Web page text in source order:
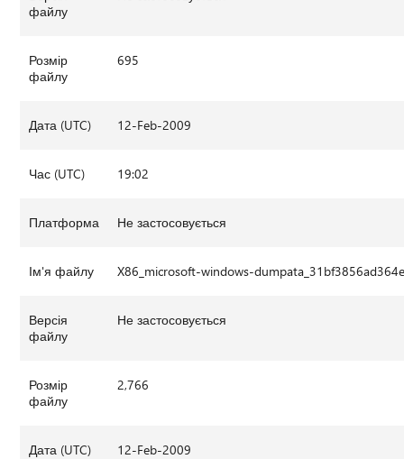
файлу
Розмір
файлу
695
Дата (UTC) 12-Feb-2009
Час (UTC) 19:02
Платформа Не застосовується
Ім'я файлу X86_microsoft-windows-
Версія
файлу
Не застосовується
Розмір
файлу
2,766
Дата (UTC) 12-Feb-2009